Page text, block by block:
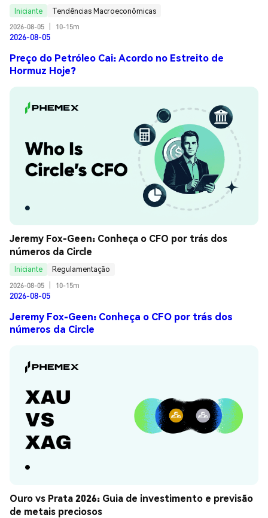
Iniciante
Tendências Macroeconômicas
2026-08-05
10-15m
2026-08-05
Preço do Petróleo Cai: Acordo no Estreito de
Hormuz Hoje?
Jeremy Fox-Geen: Conheça o CFO por trás dos
números da Circle
Iniciante
Regulamentação
2026-08-05
10-15m
2026-08-05
Jeremy Fox-Geen: Conheça o CFO por trás dos
números da Circle
Ouro vs Prata 2026: Guia de investimento e previsão
de metais preciosos